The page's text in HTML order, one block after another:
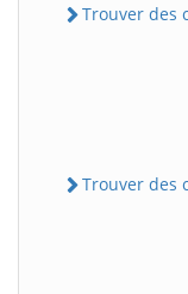
Trouver des
Trouver des